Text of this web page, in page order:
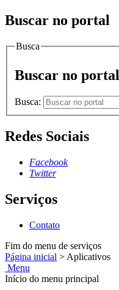
Buscar no portal
Busca
Buscar no portal
Busca:
Redes Sociais
Facebook
Twitter
Serviços
Contato
Fim do menu de serviços
Página inicial > Aplicativos
Menu
Início do menu principal